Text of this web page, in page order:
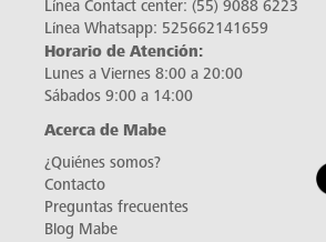
Línea Contact center: (55) 9088 6223
Línea Whatsapp: 525662141659
Horario de Atención:
Lunes a Viernes 8:00 a 20:00
Sábados 9:00 a 14:00
Acerca de Mabe
¿Quiénes somos?
Contacto
Preguntas frecuentes
Blog Mabe